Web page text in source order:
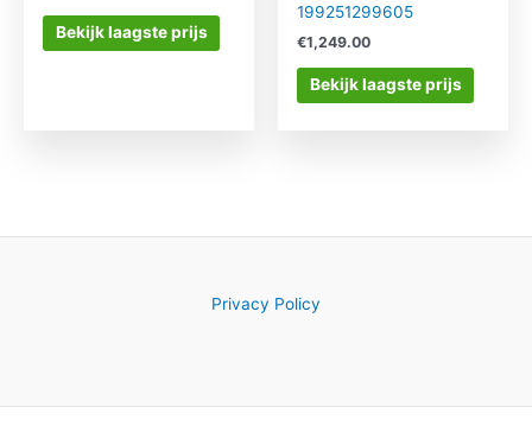
Bekijk laagste prijs
199251299605
€1,249.00
Bekijk laagste prijs
Privacy Policy